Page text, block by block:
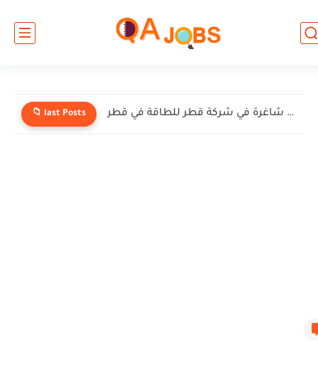
📁 last Posts وظائف شاغرة في شركة إنيرميك (EnerMech) في قطر